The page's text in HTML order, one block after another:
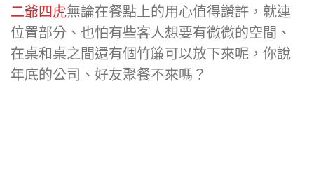
二爺四虎無論在餐點上的用心值得讚許，就連
位置部分、也怕有些客人想要有微微的空間、
在桌和桌之間還有個竹簾可以放下來呢，你說
年底的公司、好友聚餐不來嗎？